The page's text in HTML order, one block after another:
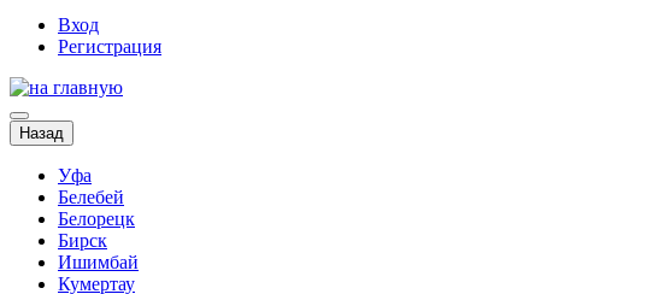
Вход
Регистрация
Назад
Уфа
Белебей
Белорецк
Бирск
Ишимбай
Кумертау